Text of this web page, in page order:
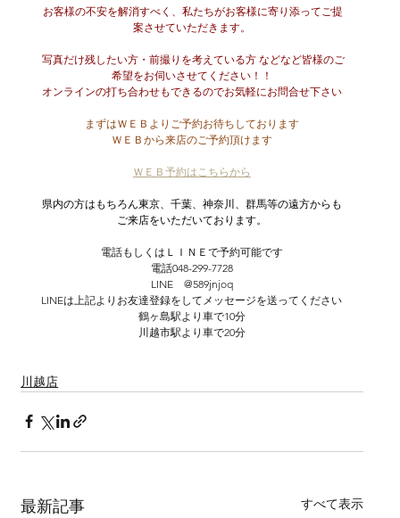
お客様の不安を解消すべく、私たちがお客様に寄り添ってご提
案させていただきます。
写真だけ残したい方・前撮りを考えている方 などなど皆様のご
希望をお伺いさせてください！！
オンラインの打ち合わせもできるのでお気軽にお問合せ下さい
まずはＷＥＢよりご予約お待ちしております
ＷＥＢから来店のご予約頂けます
ＷＥＢ予約はこちらから
県内の方はもちろん東京、千葉、神奈川、群馬等の遠方からも
ご来店をいただいております。
電話もしくはＬＩＮＥで予約可能です
電話048-299-7728
LINE　@589jnjoq
LINEは上記よりお友達登録をしてメッセージを送ってください
鶴ヶ島駅より車で10分
川越市駅より車で20分
川越店
最新記事 すべて表示